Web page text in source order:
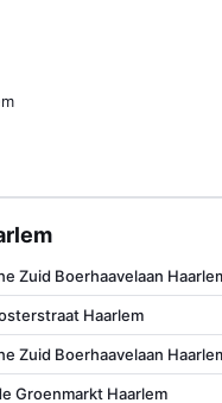
Zuid Boerhaavelaan
Haarlem
Zuid Boerhaavelaan
Groenmarkt Haarlem